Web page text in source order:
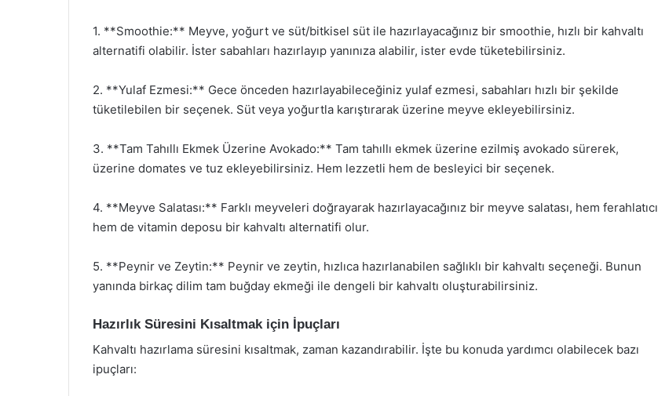
1. **Smoothie:** Meyve, yoğurt ve süt/bitkisel süt ile hazırlayacağınız bir smoothie, hızlı bir kahvaltı
alternatifi olabilir. İster sabahları hazırlayıp yanınıza alabilir, ister evde tüketebilirsiniz.
2. **Yulaf Ezmesi:** Gece önceden hazırlayabileceğiniz yulaf ezmesi, sabahları hızlı bir şekilde
tüketilebilen bir seçenek. Süt veya yoğurtla karıştırarak üzerine meyve ekleyebilirsiniz.
3. **Tam Tahıllı Ekmek Üzerine Avokado:** Tam tahıllı ekmek üzerine ezilmiş avokado sürerek,
üzerine domates ve tuz ekleyebilirsiniz. Hem lezzetli hem de besleyici bir seçenek.
4. **Meyve Salatası:** Farklı meyveleri doğrayarak hazırlayacağınız bir meyve salatası, hem ferahlatıcı
hem de vitamin deposu bir kahvaltı alternatifi olur.
5. **Peynir ve Zeytin:** Peynir ve zeytin, hızlıca hazırlanabilen sağlıklı bir kahvaltı seçeneği. Bunun
yanında birkaç dilim tam buğday ekmeği ile dengeli bir kahvaltı oluşturabilirsiniz.
Hazırlık Süresini Kısaltmak için İpuçları
Kahvaltı hazırlama süresini kısaltmak, zaman kazandırabilir. İşte bu konuda yardımcı olabilecek bazı
ipuçları: